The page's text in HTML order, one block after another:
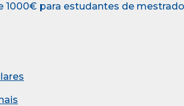
1000€ para estudantes de mestrado